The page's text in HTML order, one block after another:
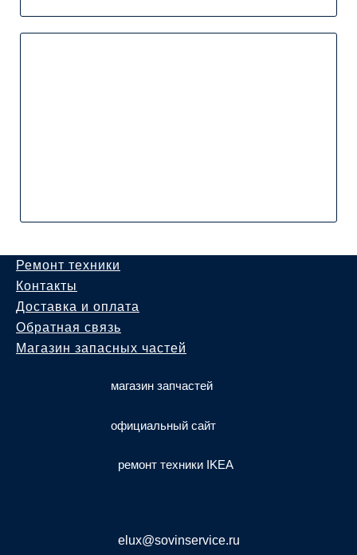
Ремонт техники
Контакты
Доставка и оплата
Обратная связь
Магазин запасных частей
магазин запчастей
официальный сайт
ремонт техники IKEA
elux@sovinservice.ru